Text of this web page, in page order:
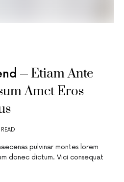
Etiam Ante
Amet Eros
pulvinar montes lorem
donec dictum. Vici consequat